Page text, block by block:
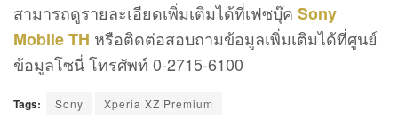
สามารถดูรายละเอียดเพิ่มเติมได้ที่เฟซบุ๊ค Sony
Mobile TH หรือติดต่อสอบถามข้อมูลเพิ่มเติมได้ที่ศูนย์
ข้อมูลโซนี่ โทรศัพท์ 0-2715-6100
Tags: Sony Xperia XZ Premium